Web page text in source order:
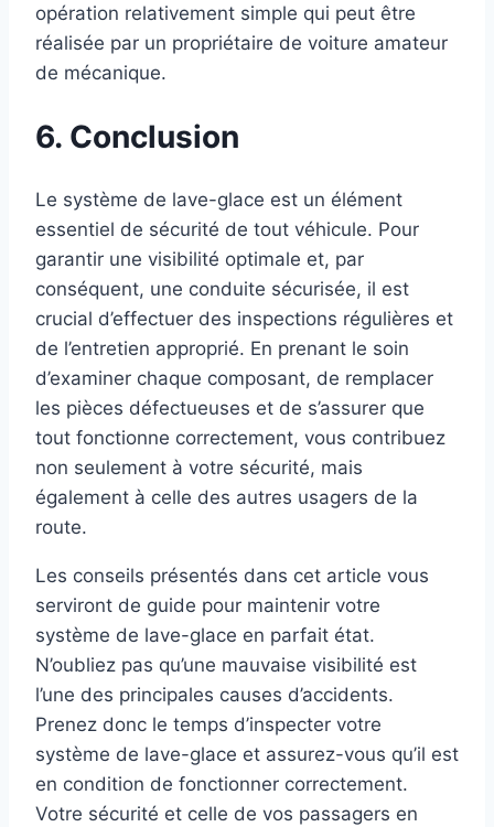
opération relativement simple qui peut être
réalisée par un propriétaire de voiture amateur
de mécanique.
6. Conclusion
Le système de lave-glace est un élément
essentiel de sécurité de tout véhicule. Pour
garantir une visibilité optimale et, par
conséquent, une conduite sécurisée, il est
crucial d’effectuer des inspections régulières et
de l’entretien approprié. En prenant le soin
d’examiner chaque composant, de remplacer
les pièces défectueuses et de s’assurer que
tout fonctionne correctement, vous contribuez
non seulement à votre sécurité, mais
également à celle des autres usagers de la
route.
Les conseils présentés dans cet article vous
serviront de guide pour maintenir votre
système de lave-glace en parfait état.
N’oubliez pas qu’une mauvaise visibilité est
l’une des principales causes d’accidents.
Prenez donc le temps d’inspecter votre
système de lave-glace et assurez-vous qu’il est
en condition de fonctionner correctement.
Votre sécurité et celle de vos passagers en